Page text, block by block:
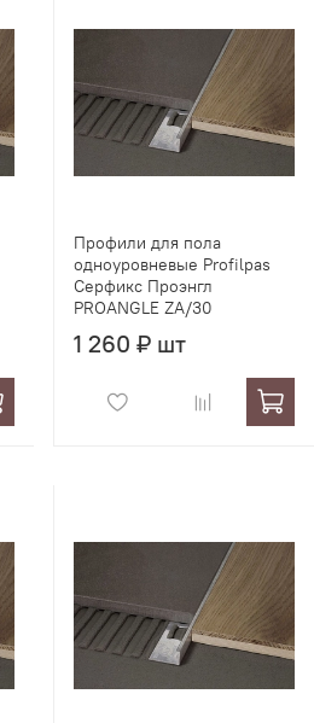
Профили для пола
одноуровневые Profilpas
Серфикс Проэнгл
PROANGLE ZA/30
1 260 ₽ шт